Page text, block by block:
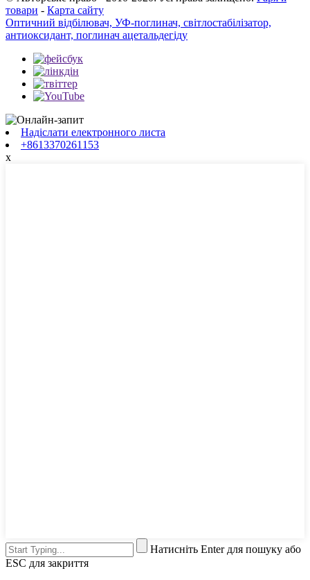
товари - Карта сайту
Оптичний відбілювач, УФ-поглинач, світлостабілізатор,
антиоксидант, поглинач ацетальдегіду
Надіслати електронного листа
+8613370261153
x
Натисніть Enter для пошуку або
ESC для закриття